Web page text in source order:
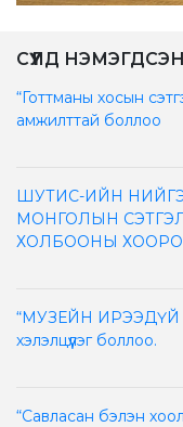
СҮҮЛД НЭМЭГДСЭН
“Готтманы хосын
амжилттай боллоо
ШУТИС-ИЙН
МОНГОЛЫН
ХОЛБООНЫ
“МУЗЕЙН ИРЭЭДҮЙ
хэлэлцүүлэг боллоо.
“Савласан бэлэн